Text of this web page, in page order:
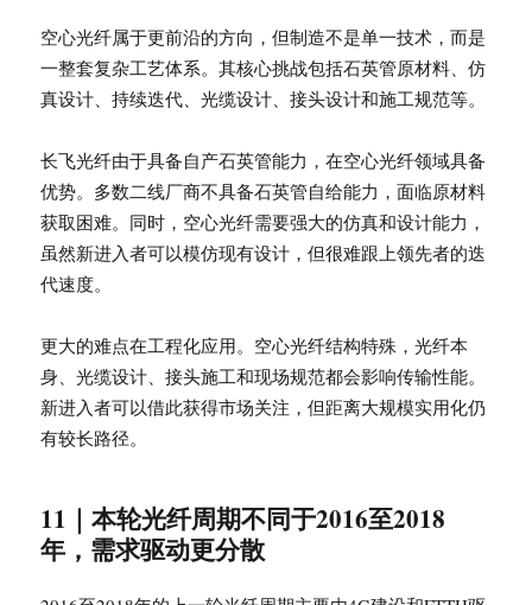
空心光纤属于更前沿的方向，但制造不是单一技术，而是
一整套复杂工艺体系。其核心挑战包括石英管原材料、仿
真设计、持续迭代、光缆设计、接头设计和施工规范等。
长飞光纤由于具备自产石英管能力，在空心光纤领域具备
优势。多数二线厂商不具备石英管自给能力，面临原材料
获取困难。同时，空心光纤需要强大的仿真和设计能力，
虽然新进入者可以模仿现有设计，但很难跟上领先者的迭
代速度。
更大的难点在工程化应用。空心光纤结构特殊，光纤本
身、光缆设计、接头施工和现场规范都会影响传输性能。
新进入者可以借此获得市场关注，但距离大规模实用化仍
有较长路径。
11｜本轮光纤周期不同于2016至2018
年，需求驱动更分散